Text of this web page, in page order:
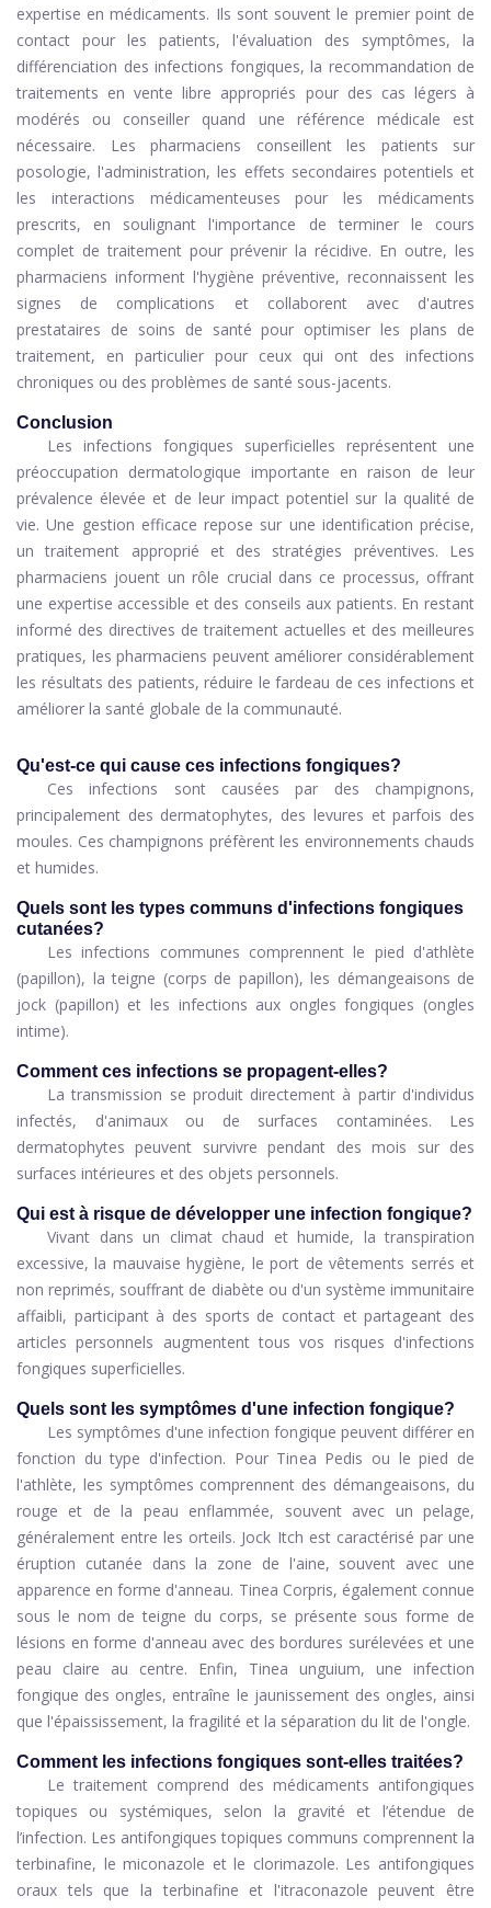
expertise en médicaments. Ils sont souvent le premier point de
contact pour les patients, l'évaluation des symptômes, la
différenciation des infections fongiques, la recommandation de
traitements en vente libre appropriés pour des cas légers à
modérés ou conseiller quand une référence médicale est
nécessaire. Les pharmaciens conseillent les patients sur
posologie, l'administration, les effets secondaires potentiels et
les interactions médicamenteuses pour les médicaments
prescrits, en soulignant l'importance de terminer le cours
complet de traitement pour prévenir la récidive. En outre, les
pharmaciens informent l'hygiène préventive, reconnaissent les
signes de complications et collaborent avec d'autres
prestataires de soins de santé pour optimiser les plans de
traitement, en particulier pour ceux qui ont des infections
chroniques ou des problèmes de santé sous-jacents.
Conclusion
Les infections fongiques superficielles représentent une
préoccupation dermatologique importante en raison de leur
prévalence élevée et de leur impact potentiel sur la qualité de
vie. Une gestion efficace repose sur une identification précise,
un traitement approprié et des stratégies préventives. Les
pharmaciens jouent un rôle crucial dans ce processus, offrant
une expertise accessible et des conseils aux patients. En restant
informé des directives de traitement actuelles et des meilleures
pratiques, les pharmaciens peuvent améliorer considérablement
les résultats des patients, réduire le fardeau de ces infections et
améliorer la santé globale de la communauté.
Qu'est-ce qui cause ces infections fongiques?
Ces infections sont causées par des champignons,
principalement des dermatophytes, des levures et parfois des
moules. Ces champignons préfèrent les environnements chauds
et humides.
Quels sont les types communs d'infections fongiques
cutanées?
Les infections communes comprennent le pied d'athlète
(papillon), la teigne (corps de papillon), les démangeaisons de
jock (papillon) et les infections aux ongles fongiques (ongles
intime).
Comment ces infections se propagent-elles?
La transmission se produit directement à partir d'individus
infectés, d'animaux ou de surfaces contaminées. Les
dermatophytes peuvent survivre pendant des mois sur des
surfaces intérieures et des objets personnels.
Qui est à risque de développer une infection fongique?
Vivant dans un climat chaud et humide, la transpiration
excessive, la mauvaise hygiène, le port de vêtements serrés et
non reprimés, souffrant de diabète ou d'un système immunitaire
affaibli, participant à des sports de contact et partageant des
articles personnels augmentent tous vos risques d'infections
fongiques superficielles.
Quels sont les symptômes d'une infection fongique?
Les symptômes d'une infection fongique peuvent différer en
fonction du type d'infection. Pour Tinea Pedis ou le pied de
l'athlète, les symptômes comprennent des démangeaisons, du
rouge et de la peau enflammée, souvent avec un pelage,
généralement entre les orteils. Jock Itch est caractérisé par une
éruption cutanée dans la zone de l'aine, souvent avec une
apparence en forme d'anneau. Tinea Corpris, également connue
sous le nom de teigne du corps, se présente sous forme de
lésions en forme d'anneau avec des bordures surélevées et une
peau claire au centre. Enfin, Tinea unguium, une infection
fongique des ongles, entraîne le jaunissement des ongles, ainsi
que l'épaississement, la fragilité et la séparation du lit de l'ongle.
Comment les infections fongiques sont-elles traitées?
Le traitement comprend des médicaments antifongiques
topiques ou systémiques, selon la gravité et l’étendue de
l’infection. Les antifongiques topiques communs comprennent la
terbinafine, le miconazole et le clorimazole. Les antifongiques
oraux tels que la terbinafine et l'itraconazole peuvent être